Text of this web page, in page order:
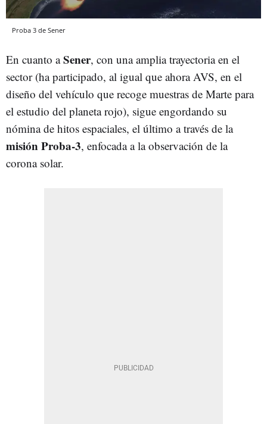
Proba 3 de Sener
En cuanto aSener, con una amplia trayectoria en el
sector (ha participado, al igual que ahora AVS, en el
diseño del vehículo que recoge muestras de Marte para
el estudio del planeta rojo), sigue engordando su
nómina de hitos espaciales, el último a través de la
misión Proba-3, enfocada a la observación de la
corona solar.